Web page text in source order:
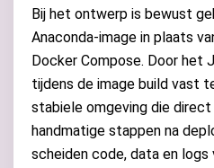
Bij het ontwerp is bewust
Anaconda-image in plaats
Docker Compose. Door het
tijdens de image build vast
stabiele omgeving die
handmatige stappen na
scheiden code, data en logs